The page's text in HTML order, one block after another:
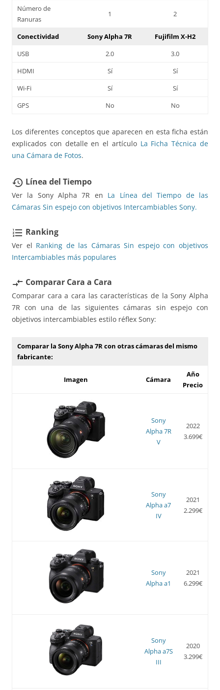
Número de
Ranuras
1 2
Conectividad Sony Alpha 7R
Fujifilm X-H2
USB
2.0
3.0
HDMI
Sí
Sí
Wi-Fi
Sí
Sí
GPS
No No
Los diferentes conceptos que aparecen en esta ficha están
explicados con detalle en el artículo La Ficha Técnica de
una Cámara de Fotos.
restore Línea del Tiempo
Ver la Sony Alpha 7R en La Línea del Tiempo de las
Cámaras Sin espejo con objetivos Intercambiables Sony.
format_list_numbered Ranking
Ver el Ranking de las Cámaras Sin espejo con objetivos
Intercambiables más populares
compare_arrows Comparar Cara a Cara
Comparar cara a cara las características de la Sony Alpha
7R con una de las siguientes cámaras sin espejo con
objetivos intercambiables estilo réflex Sony:
Comparar la Sony Alpha 7R con otras cámaras del mismo
fabricante:
Imagen Cámara
Año
Precio
Sony
Alpha 7R
V
2022
3.699€
Sony
Alpha a7
IV
2021
2.299€
Sony
Alpha a1
2021
6.299€
Sony
Alpha a7S
III
2020
3.299€